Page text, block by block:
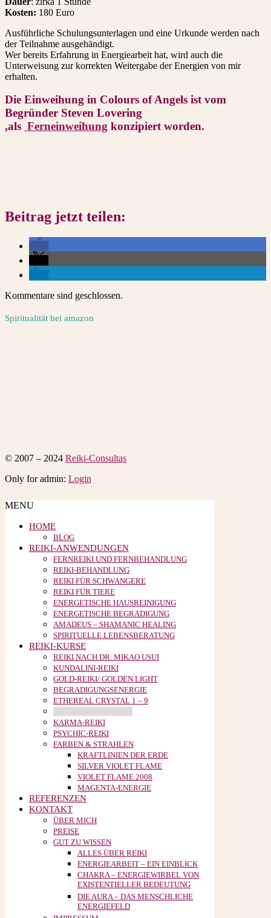
Kosten: 180 Euro
Ausführliche Schulungsunterlagen und eine Urkunde werden nach
der Teilnahme ausgehändigt.
Wer bereits Erfahrung in Energiearbeit hat, wird auch die
Unterweisung zur korrekten Weitergabe der Energien von mir
erhalten.
Die Einweihung in Colours of Angels ist vom
Begründer Steven Lovering
,als Ferneinweihung konzipiert worden.
Beitrag jetzt teilen:
Kommentare sind geschlossen.
Spiritualität bei amazon
© 2007 – 2024 Reiki-Consultas
Only for admin: Login
MENU
HOME
BLOG
REIKI-ANWENDUNGEN
FERNREIKI UND FERNBEHANDLUNG
REIKI-BEHANDLUNG
REIKI FÜR SCHWANGERE
REIKI FÜR TIERE
ENERGETISCHE HAUSREINIGUNG
ENERGETISCHE BEGRADIGUNG
AMADEUS – SHAMANIC HEALING
SPIRITUELLE LEBENSBERATUNG
REIKI-KURSE
REIKI NACH DR. MIKAO USUI
KUNDALINI-REIKI
GOLD-REIKI/ GOLDEN LIGHT
BEGRADIGUNGSENERGIE
ETHEREAL CRYSTAL 1 – 9
KARMA-REIKI
PSYCHIC-REIKI
FARBEN & STRAHLEN
KRAFTLINIEN DER ERDE
SILVER VIOLET FLAME
VIOLET FLAME 2008
MAGENTA-ENERGIE
REFERENZEN
KONTAKT
ÜBER MICH
PREISE
GUT ZU WISSEN
ALLES ÜBER REIKI
ENERGIEARBEIT – EIN EINBLICK
CHAKRA – ENERGIEWIRBEL VON
EXISTENTIELLER BEDEUTUNG
DIE AURA – DAS MENSCHLICHE
ENERGIEFELD